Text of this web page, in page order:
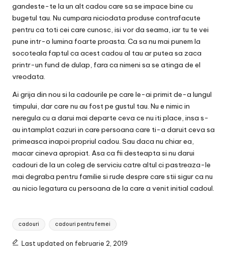
gandeste-te la un alt cadou care sa se impace bine cu
bugetul tau. Nu cumpara niciodata produse contrafacute
pentru ca toti cei care cunosc, isi vor da seama, iar tu te vei
pune intr-o lumina foarte proasta. Ca sa nu mai punem la
socoteala faptul ca acest cadou al tau ar putea sa zaca
printr-un fund de dulap, fara ca nimeni sa se atinga de el
vreodata.
Ai grija din nou si la cadourile pe care le-ai primit de-a lungul
timpului, dar care nu au fost pe gustul tau. Nu e nimic in
neregula cu a darui mai departe ceva ce nu iti place, insa s-
au intamplat cazuri in care persoana care ti-a daruit ceva sa
primeasca inapoi propriul cadou. Sau daca nu chiar ea,
macar cineva apropiat. Asa ca fii desteapta si nu darui
cadouri de la un coleg de serviciu catre altul ci pastreaza-le
mai degraba pentru familie si rude despre care stii sigur ca nu
au nicio legatura cu persoana de la care a venit initial cadoul.
Tags:
cadouri cadouri pentru femei
Last updated on februarie 2, 2019